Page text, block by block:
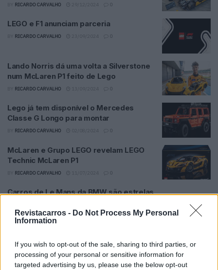
Revistacarros - Do Not Process My Personal
Information
If you wish to opt-out of the sale, sharing to third parties, or
processing of your personal or sensitive information for
targeted advertising by us, please use the below opt-out
RICARDO CARVALHO 0
LEGO e F1 anunciam parceria
RICARDO CARVALHO 0
Lando Norris dá uma volta a Silverstone
num McLaren P1 feito de Lego
RICARDO CARVALHO 0
Lego já tem disponível o Mercedes
Classe G Longo para montar
RICARDO CARVALHO 0
McLaren e Grupo LEGO revelam LEGO
Technic McLaren P1
RICARDO CARVALHO 0
Carros de Le Mans da BMW são estrelas
RICARDO CARVALHO 05/03/2024 0
75 anos da Land Rover
RICARDO CARVALHO 17/03/2023 0